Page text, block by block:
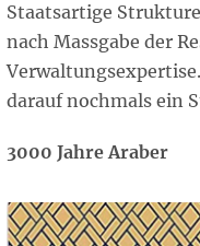
Staatsartige
nach Massgabe der
darauf nochmals ein
3000 Jahre Araber